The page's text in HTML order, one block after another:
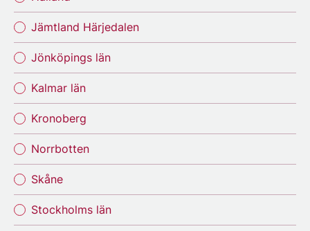
Jämtland Härjedalen
Jönköpings län
Kalmar län
Kronoberg
Norrbotten
Skåne
Stockholms län